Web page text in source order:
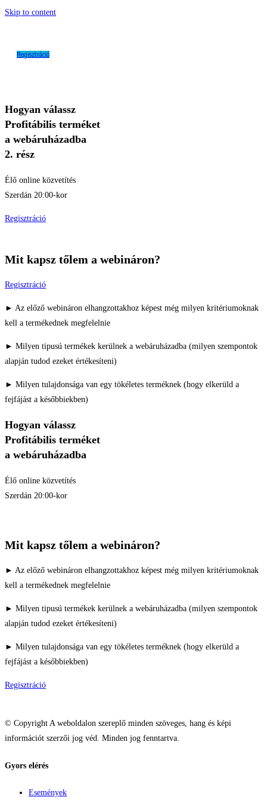
Skip to content
Regisztráció
Hogyan válassz
Profitábilis terméket
a webáruházadba
2. rész
Élő online közvetítés
Szerdán 20:00-kor
Regisztráció
Mit kapsz tőlem a webináron?
Regisztráció
► Az előző webináron elhangzottakhoz képest még milyen kritériumoknak
kell a termékednek megfelelnie
► Milyen tipusú termékek kerülnek a webáruházadba (milyen szempontok
alapján tudod ezeket értékesíteni)
► Milyen tulajdonsága van egy tökéletes terméknek (hogy elkerüld a
fejfájást a későbbiekben)
Hogyan válassz
Profitábilis terméket
a webáruházadba
Élő online közvetítés
Szerdán 20:00-kor
Mit kapsz tőlem a webináron?
► Az előző webináron elhangzottakhoz képest még milyen kritériumoknak
kell a termékednek megfelelnie
► Milyen tipusú termékek kerülnek a webáruházadba (milyen szempontok
alapján tudod ezeket értékesíteni)
► Milyen tulajdonsága van egy tökéletes terméknek (hogy elkerüld a
fejfájást a későbbiekben)
Regisztráció
© Copyright A weboldalon szereplő minden szöveges, hang és képi
információt szerzői jog véd. Minden jog fenntartva.
Gyors elérés
Események